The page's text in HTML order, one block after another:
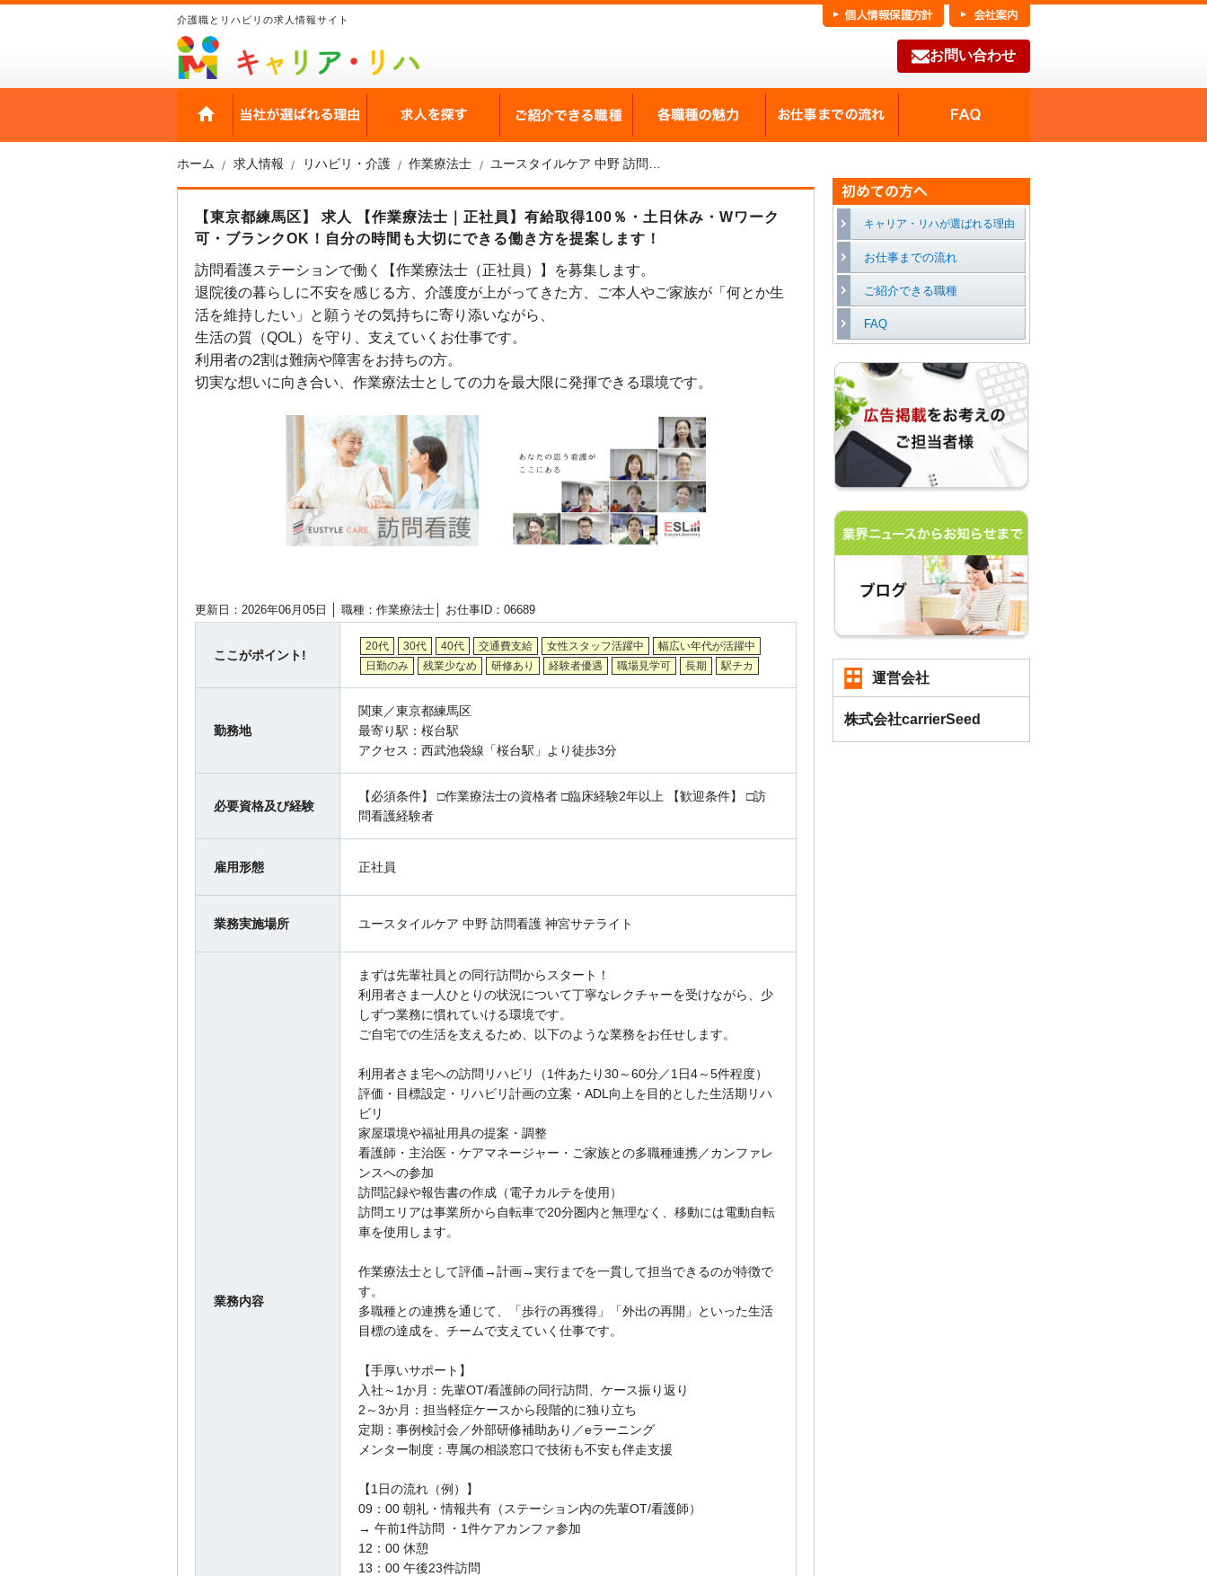
介護職とリハビリの求人情報サイト
お問い合わせ
当社が選ばれる理由 求人を探す ご紹介できる職種 各職種の魅力 お仕事までの流れ
ホーム 求人情報 リハビリ・介護 作業療法士
【東京都練馬区】 求人 【作業療法士｜正社員】有給取得100％・土日休み・Wワーク
可・ブランクOK！自分の時間も大切にできる働き方を提案します！
訪問看護ステーションで働く【作業療法士（正社員）】を募集します。
退院後の暮らしに不安を感じる方、介護度が上がってきた方、ご本人やご家族が「何とか生
活を維持したい」と願うその気持ちに寄り添いながら、
生活の質（QOL）を守り、支えていくお仕事です。
利用者の2割は難病や障害をお持ちの方。
切実な想いに向き合い、作業療法士としての力を最大限に発揮できる環境です。
更新日：2026年06月05日 │ 職種：作業療法士│ お仕事ID：06689
ここがポイント!
20代 30代 40代 交通費支給 女性スタッフ活躍中
幅広い年代が活躍中
日勤のみ
残業少なめ 研修あり 経験者優遇 職場見学可 長期 駅チカ
勤務地
関東／東京都練馬区
最寄り駅：桜台駅
アクセス：西武池袋線「桜台駅」より徒歩3分
必要資格及び経験
【必須条件】 □作業療法士の資格者 □臨床経験2年以上 【歓迎条件】 □訪
問看護経験者
雇用形態 正社員
業務実施場所 ユースタイルケア 中野 訪問看護 神宮サテライト
業務内容
まずは先輩社員との同行訪問からスタート！
利用者さま一人ひとりの状況について丁寧なレクチャーを受けながら、少
しずつ業務に慣れていける環境です。
ご自宅での生活を支えるため、以下のような業務をお任せします。
利用者さま宅への訪問リハビリ（1件あたり30～60分／1日4～5件程度）
評価・目標設定・リハビリ計画の立案・ADL向上を目的とした生活期リハ
ビリ
家屋環境や福祉用具の提案・調整
看護師・主治医・ケアマネージャー・ご家族との多職種連携／カンファレ
ンスへの参加
訪問記録や報告書の作成（電子カルテを使用）
訪問エリアは事業所から自転車で20分圏内と無理なく、移動には電動自転
車を使用します。
作業療法士として評価→計画→実行までを一貫して担当できるのが特徴で
す。
多職種との連携を通じて、「歩行の再獲得」「外出の再開」といった生活
目標の達成を、チームで支えていく仕事です。
【手厚いサポート】
入社～1か月：先輩OT/看護師の同行訪問、ケース振り返り
2～3か月：担当軽症ケースから段階的に独り立ち
定期：事例検討会／外部研修補助あり／eラーニング
メンター制度：専属の相談窓口で技術も不安も伴走支援
【1日の流れ（例）】
09：00 朝礼・情報共有（ステーション内の先輩OT/看護師）
→ 午前1件訪問 ・1件ケアカンファ参加
12：00 休憩
13：00 午後23件訪問
キャリア・リハが選ばれる理由
お仕事までの流れ
ご紹介できる職種
FAQ
運営会社
株式会社carrierSeed